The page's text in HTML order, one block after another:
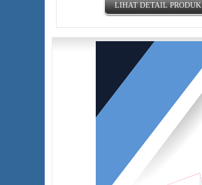
LIHAT DETAIL PRODUK